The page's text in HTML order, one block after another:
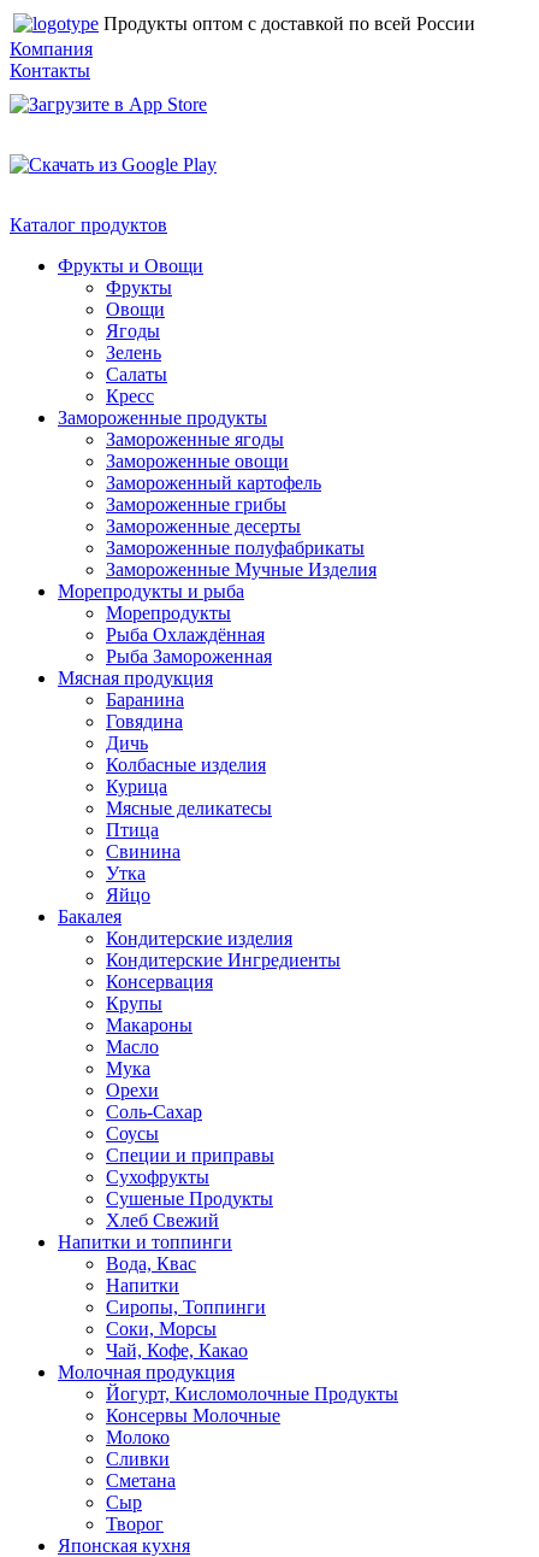
Продукты оптом с доставкой по всей России
Компания
Контакты
Каталог продуктов
Фрукты и Овощи
Фрукты
Овощи
Ягоды
Зелень
Салаты
Кресс
Замороженные продукты
Замороженные ягоды
Замороженные овощи
Замороженный картофель
Замороженные грибы
Замороженные десерты
Замороженные полуфабрикаты
Замороженные Мучные Изделия
Морепродукты и рыба
Морепродукты
Рыба Охлаждённая
Рыба Замороженная
Мясная продукция
Баранина
Говядина
Дичь
Колбасные изделия
Курица
Мясные деликатесы
Птица
Свинина
Утка
Яйцо
Бакалея
Кондитерские изделия
Кондитерские Ингредиенты
Консервация
Крупы
Макароны
Масло
Мука
Орехи
Соль-Сахар
Соусы
Специи и приправы
Сухофрукты
Сушеные Продукты
Хлеб Свежий
Напитки и топпинги
Вода, Квас
Напитки
Сиропы, Топпинги
Соки, Морсы
Чай, Кофе, Какао
Молочная продукция
Йогурт, Кисломолочные Продукты
Консервы Молочные
Молоко
Сливки
Сметана
Сыр
Творог
Японская кухня